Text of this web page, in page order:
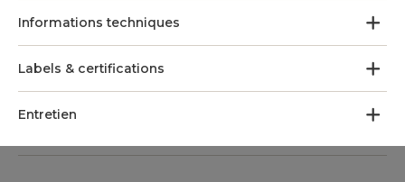
Informations techniques
Labels & certifications
Entretien